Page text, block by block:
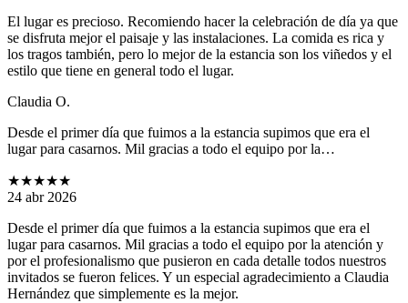
El lugar es precioso. Recomiendo hacer la celebración de día ya que
se disfruta mejor el paisaje y las instalaciones. La comida es rica y
los tragos también, pero lo mejor de la estancia son los viñedos y el
estilo que tiene en general todo el lugar.
Claudia O.
Desde el primer día que fuimos a la estancia supimos que era el
lugar para casarnos. Mil gracias a todo el equipo por la…
★★★★★
24 abr 2026
Desde el primer día que fuimos a la estancia supimos que era el
lugar para casarnos. Mil gracias a todo el equipo por la atención y
por el profesionalismo que pusieron en cada detalle todos nuestros
invitados se fueron felices. Y un especial agradecimiento a Claudia
Hernández que simplemente es la mejor.